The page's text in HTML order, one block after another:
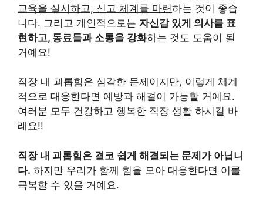
교육을 실시하고, 신고 체계를 마련하는 것이 좋습
니다. 그리고 개인적으로는 자신감 있게 의사를 표
현하고, 동료들과 소통을 강화하는 것도 도움이 될
거예요!
직장 내 괴롭힘은 심각한 문제이지만, 이렇게 체계
적으로 대응한다면 예방과 해결이 가능할 거예요.
여러분 모두 건강하고 행복한 직장 생활 하시길 바
래요!!
직장 내 괴롭힘은 결코 쉽게 해결되는 문제가 아닙니
다. 하지만 우리가 함께 힘을 모아 대응한다면 이를
극복할 수 있을 거예요.